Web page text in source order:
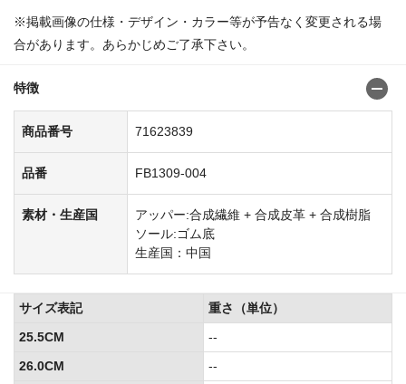
※掲載画像の仕様・デザイン・カラー等が予告なく変更される場
合があります。あらかじめご了承下さい。
特徴
商品番号 71623839
品番 FB1309-004
素材・生産国
アッパー:合成繊維 + 合成皮革 + 合成樹脂
ソール:ゴム底
生産国：中国
サイズ表記
重さ（単位）
25.5CM
--
26.0CM
--